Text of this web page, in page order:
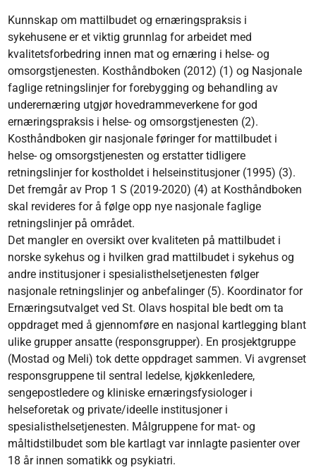
Kunnskap om mattilbudet og ernæringspraksis i
sykehusene er et viktig grunnlag for arbeidet med
kvalitetsforbedring innen mat og ernæring i helse- og
omsorgstjenesten. Kosthåndboken (2012) (1) og Nasjonale
faglige retningslinjer for forebygging og behandling av
underernæring utgjør hovedrammeverkene for god
ernæringspraksis i helse- og omsorgstjenesten (2).
Kosthåndboken gir nasjonale føringer for mattilbudet i
helse- og omsorgstjenesten og erstatter tidligere
retningslinjer for kostholdet i helseinstitusjoner (1995) (3).
Det fremgår av Prop 1 S (2019-2020) (4) at Kosthåndboken
skal revideres for å følge opp nye nasjonale faglige
retningslinjer på området.
Det mangler en oversikt over kvaliteten på mattilbudet i
norske sykehus og i hvilken grad mattilbudet i sykehus og
andre institusjoner i spesialisthelsetjenesten følger
nasjonale retningslinjer og anbefalinger (5). Koordinator for
Ernæringsutvalget ved St. Olavs hospital ble bedt om ta
oppdraget med å gjennomføre en nasjonal kartlegging blant
ulike grupper ansatte (responsgrupper). En prosjektgruppe
(Mostad og Meli) tok dette oppdraget sammen. Vi avgrenset
responsgruppene til sentral ledelse, kjøkkenledere,
sengepostledere og kliniske ernæringsfysiologer i
helseforetak og private/ideelle institusjoner i
spesialisthelsetjenesten. Målgruppene for mat- og
måltidstilbudet som ble kartlagt var innlagte pasienter over
18 år innen somatikk og psykiatri.